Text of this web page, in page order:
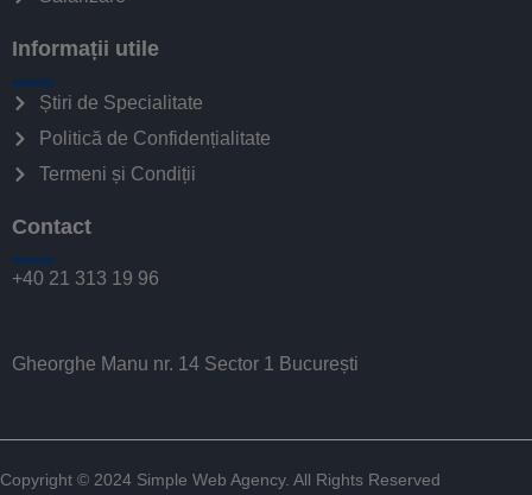
Informații utile
Știri de Specialitate
Politică de Confidențialitate
Termeni și Condiții
Contact
+40 21 313 19 96
Gheorghe Manu nr. 14 Sector 1 București
Copyright © 2024 Simple Web Agency. All Rights Reserved